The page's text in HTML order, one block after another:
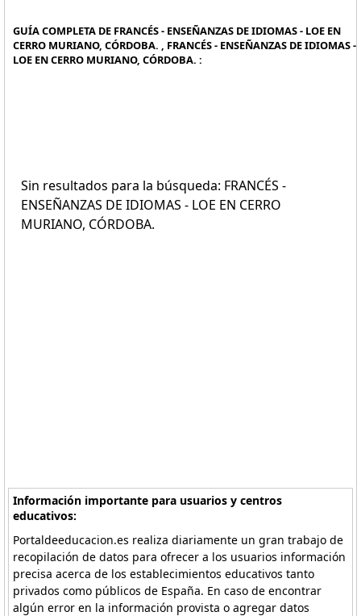
GUÍA COMPLETA DE FRANCÉS - ENSEÑANZAS DE IDIOMAS - LOE EN
CERRO MURIANO, CÓRDOBA. , FRANCÉS - ENSEÑANZAS DE IDIOMAS -
LOE EN CERRO MURIANO, CÓRDOBA. :
Sin resultados para la búsqueda: FRANCÉS -
ENSEÑANZAS DE IDIOMAS - LOE EN CERRO
MURIANO, CÓRDOBA.
Información importante para usuarios y centros
educativos:
Portaldeeducacion.es realiza diariamente un gran trabajo de
recopilación de datos para ofrecer a los usuarios información
precisa acerca de los establecimientos educativos tanto
privados como públicos de España. En caso de encontrar
algún error en la información provista o agregar datos